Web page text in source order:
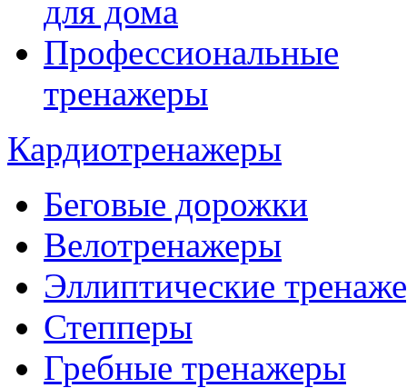
для дома
Профессиональные
тренажеры
Кардиотренажеры
Беговые дорожки
Велотренажеры
Эллиптические
Степперы
Гребные тренажеры